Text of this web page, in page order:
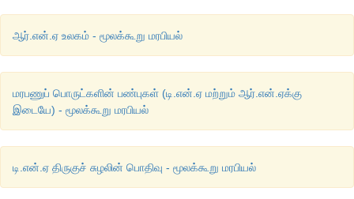
ஆர்.என்.ஏ உலகம் - மூலக்கூறு மரபியல்
மரபணுப் பொருட்களின் பண்புகள் (டி.என்.ஏ மற்றும் ஆர்.என்.ஏக்கு
இடையே) - மூலக்கூறு மரபியல்
டி.என்.ஏ திருகுச் சுழலின் பொதிவு - மூலக்கூறு மரபியல்